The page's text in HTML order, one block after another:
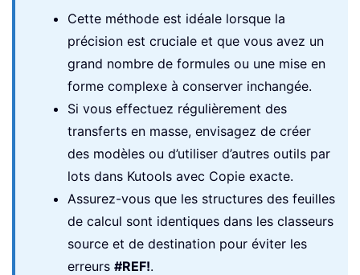
Cette méthode est idéale lorsque la
précision est cruciale et que vous avez un
grand nombre de formules ou une mise en
forme complexe à conserver inchangée.
Si vous effectuez régulièrement des
transferts en masse, envisagez de créer
des modèles ou d’utiliser d’autres outils par
lots dans Kutools avec Copie exacte.
Assurez-vous que les structures des feuilles
de calcul sont identiques dans les classeurs
source et de destination pour éviter les
erreurs #REF!.